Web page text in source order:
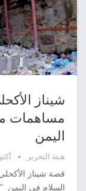
شيناز
مساهمات
اليمن
هيئة التحرير أكتوبر
قصة شيناز